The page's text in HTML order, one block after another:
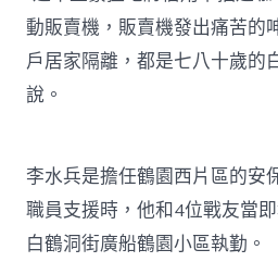
動販賣機，販賣機發出痛苦的
戶居家隔離，都是七八十歲的
說。
李水兵是擔任鶴園西片區的安
職員支援時，他和4位戰友當
白鶴洞街廣船鶴園小區執勤。